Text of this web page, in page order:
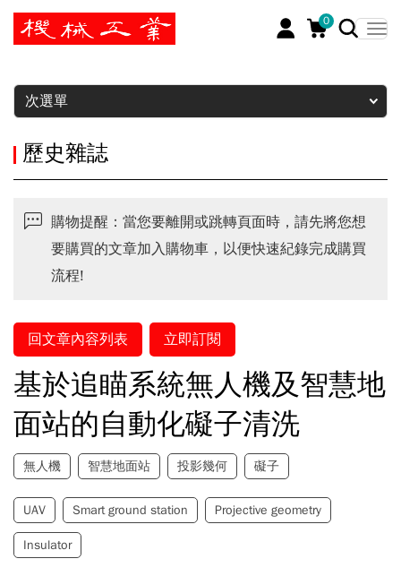
0
暫停
次選單
歷史雜誌
購物提醒：當您要離開或跳轉頁面時，請先將您想
要購買的文章加入購物車，以便快速紀錄完成購買
流程!
回文章內容列表 立即訂閱
基於追瞄系統無人機及智慧地
面站的自動化礙子清洗
無人機 智慧地面站 投影幾何 礙子
UAV Smart ground station Projective geometry
Insulator